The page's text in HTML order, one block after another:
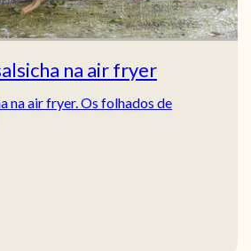
na air fryer
na air fryer. Os folhados de